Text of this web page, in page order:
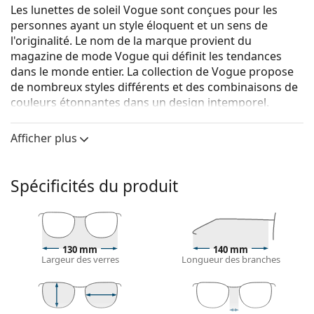
Les lunettes de soleil Vogue sont conçues pour les
personnes ayant un style éloquent et un sens de
l'originalité. Le nom de la marque provient du
magazine de mode Vogue qui définit les tendances
dans le monde entier. La collection de Vogue propose
de nombreux styles différents et des combinaisons de
couleurs étonnantes dans un design intemporel.
Vogue 0VO 5427S 294013 50sont des lunettes de soleil
pour femmes.
soleil grâce à la fonction d'essayage virtuel de
Lentiamo.
Monture de lunettes de soleil
La couleur brune de la monture s'accorde
parfaitement avec tous les types de teint et des
Lunettes de soleil à montures rondessont un choix
idéal pour les personnes ayant une forme de visage
Afficher plus
Spécificités du produit
130 mm
Largeur des verres
140 mm
Longueur des branches